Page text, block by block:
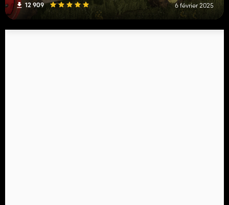
12 909 6 février 2025